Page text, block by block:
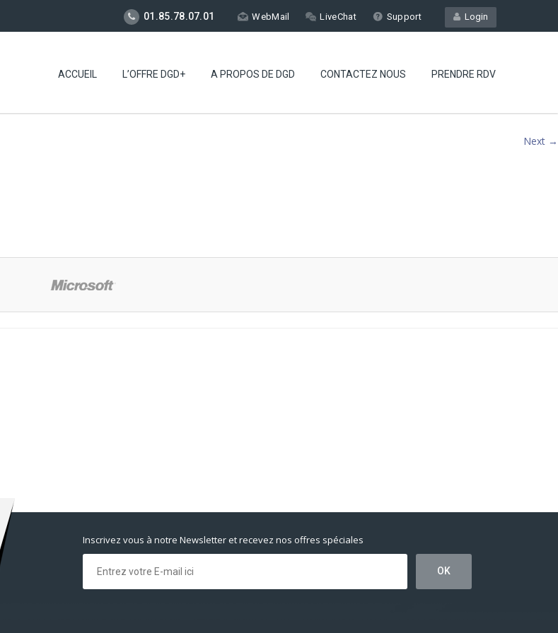
Login
01.85.78.07.01 WebMail LiveChat Support
ACCUEIL L’OFFRE DGD+ A PROPOS DE DGD CONTACTEZ NOUS PRENDRE RDV
Next →
Inscrivez vous à notre Newsletter et recevez nos offres spéciales